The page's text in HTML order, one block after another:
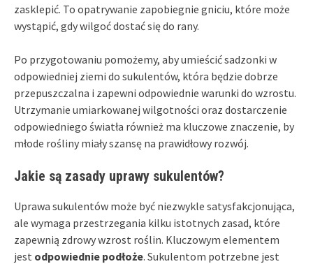
zasklepić. To opatrywanie zapobiegnie gniciu, które może
wystąpić, gdy wilgoć dostać się do rany.
Po przygotowaniu pomożemy, aby umieścić sadzonki w
odpowiedniej ziemi do sukulentów, która będzie dobrze
przepuszczalna i zapewni odpowiednie warunki do wzrostu.
Utrzymanie umiarkowanej wilgotności oraz dostarczenie
odpowiedniego światła również ma kluczowe znaczenie, by
młode rośliny miały szansę na prawidłowy rozwój.
Jakie są zasady uprawy sukulentów?
Uprawa sukulentów może być niezwykle satysfakcjonująca,
ale wymaga przestrzegania kilku istotnych zasad, które
zapewnią zdrowy wzrost roślin. Kluczowym elementem
jest odpowiednie podłoże. Sukulentom potrzebne jest